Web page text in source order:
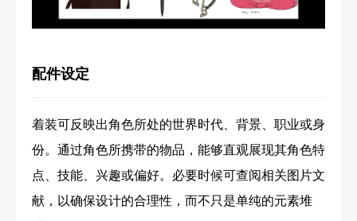
配件设定
着装可反映出角色所处的世界时代、背景、职业或身
份。通过角色所携带的物品，能够直观展现其角色特
点、技能、兴趣或偏好。必要时候可查阅相关图片文
献，以确保设计的合理性，而不只是单纯的元素堆